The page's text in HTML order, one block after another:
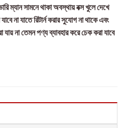
ম্যান সামনে থাকা অবস্থায় বক্স খুলে দেখে
না যাতে রিটার্ন করার সুযোগ না থাকে এবং
যায় না তেমন পণ্য ব্যাবহার করে চেক করা যাবে